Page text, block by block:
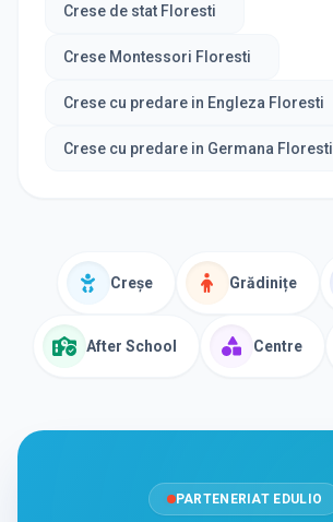
Crese de stat Floresti
Crese Montessori Floresti
Crese cu predare in Engleza Floresti
Crese cu predare in Germana Floresti
Creșe Grădinițe
After School Centre
PARTENERIAT EDULIO